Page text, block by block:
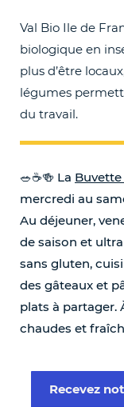
Val Bio Ile de
biologique en
plus d’être
légumes
du travail.
🥗☕️🍻 La Buvette
mercredi au
Au déjeuner,
de saison et
sans gluten,
des gâteaux et
plats à partager.
chaudes et
Recevez